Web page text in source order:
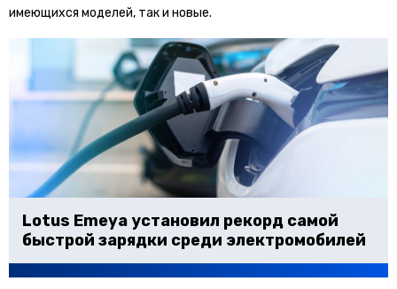
имеющихся моделей, так и новые.
Lotus Emeya установил рекорд самой
быстрой зарядки среди электромобилей